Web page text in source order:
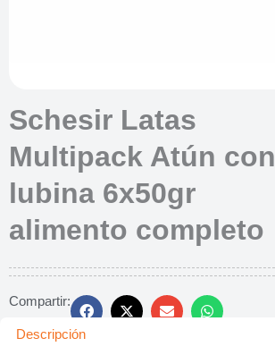
Schesir Latas
Multipack Atún con
lubina 6x50gr
alimento completo
Compartir:
Descripción